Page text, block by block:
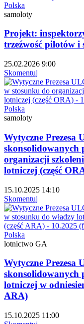
Polska
samoloty
Projekt:
trzeźwość pilotów i
25.02.2026 9:00
Skomentuj
Polska
samoloty
Wytyczne Prezesa
skonsolidowanych
organizacji
lotniczej (część
15.10.2025 14:10
Skomentuj
Polska
lotnictwo GA
Wytyczne Prezesa
skonsolidowanych
lotniczej w
ARA)
15.10.2025 11:00